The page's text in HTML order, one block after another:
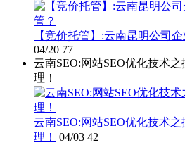
【竞价托管】:云南昆明公司
04/20 77
云南SEO:网站SEO优化技术
理！
云南SEO:网站SEO优化技术
理！
04/03 42